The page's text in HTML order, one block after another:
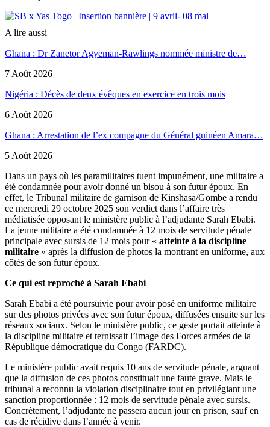
A lire aussi
Ghana : Dr Zanetor Agyeman-Rawlings nommée ministre de…
7 Août 2026
Nigéria : Décès de deux évêques en exercice en trois mois
6 Août 2026
Ghana : Arrestation de l’ex compagne du Général guinéen Amara…
5 Août 2026
Dans un pays où les paramilitaires tuent impunément, une militaire a
été condamnée pour avoir donné un bisou à son futur époux. En
effet, le Tribunal militaire de garnison de Kinshasa/Gombe a rendu
ce mercredi 29 octobre 2025 son verdict dans l’affaire très
médiatisée opposant le ministère public à l’adjudante Sarah Ebabi.
La jeune militaire a été condamnée à 12 mois de servitude pénale
principale avec sursis de 12 mois pour « atteinte à la discipline
militaire » après la diffusion de photos la montrant en uniforme, aux
côtés de son futur époux.
Ce qui est reproché à Sarah Ebabi
Sarah Ebabi a été poursuivie pour avoir posé en uniforme militaire
sur des photos privées avec son futur époux, diffusées ensuite sur les
réseaux sociaux. Selon le ministère public, ce geste portait atteinte à
la discipline militaire et ternissait l’image des Forces armées de la
République démocratique du Congo (FARDC).
Le ministère public avait requis 10 ans de servitude pénale, arguant
que la diffusion de ces photos constituait une faute grave. Mais le
tribunal a reconnu la violation disciplinaire tout en privilégiant une
sanction proportionnée : 12 mois de servitude pénale avec sursis.
Concrètement, l’adjudante ne passera aucun jour en prison, sauf en
cas de récidive dans l’année à venir.